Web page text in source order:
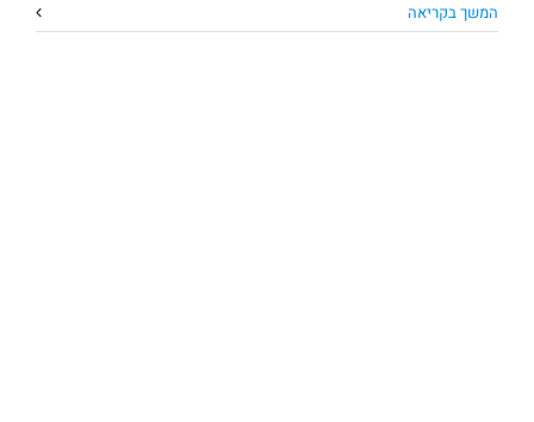
המשך בקריאה